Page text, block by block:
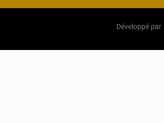
Développé par